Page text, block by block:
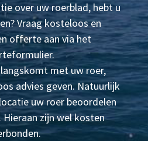
over uw roerblad, hebt u
Vraag kosteloos en
offerte aan via het
met uw roer,
advies geven. Natuurlijk
uw roer beoordelen
Hieraan zijn wel kosten